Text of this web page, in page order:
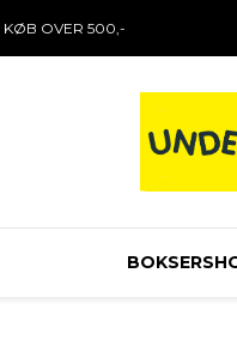
OVER 500,-